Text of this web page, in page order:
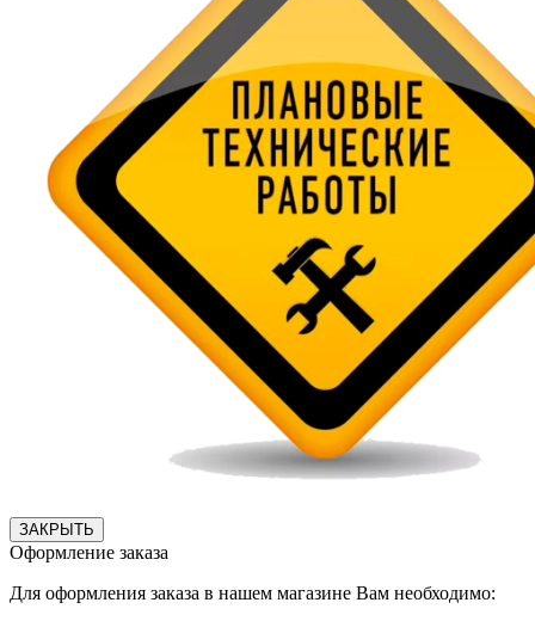
ЗАКРЫТЬ
Оформление заказа
Для оформления заказа в нашем магазине Вам необходимо: